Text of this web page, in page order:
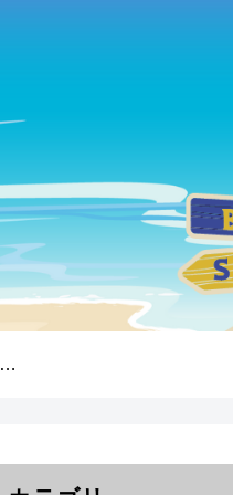
プライバシーポリシー、免責事項、著作権について